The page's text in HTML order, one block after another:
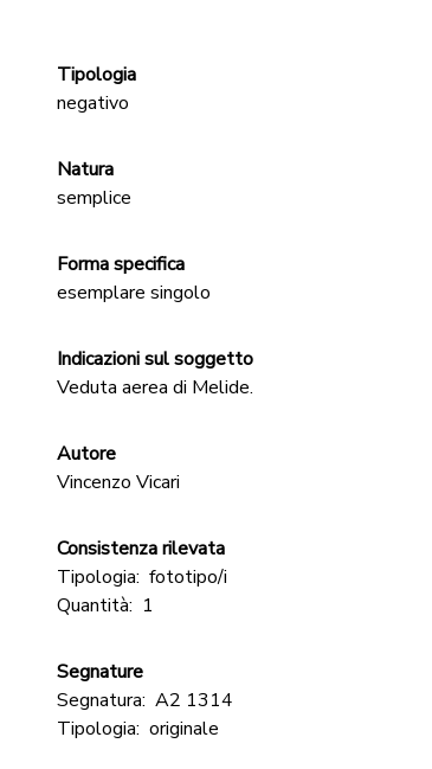
Tipologia
negativo
Natura
semplice
Forma specifica
esemplare singolo
Indicazioni sul soggetto
Veduta aerea di Melide.
Autore
Vincenzo Vicari
Consistenza rilevata
Tipologia: fototipo/i
Quantità: 1
Segnature
Segnatura: A2 1314
Tipologia: originale